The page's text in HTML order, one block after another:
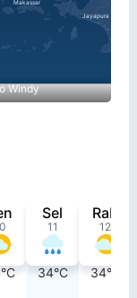
Windy
Sel
11
34°C
Rab
12
34°C